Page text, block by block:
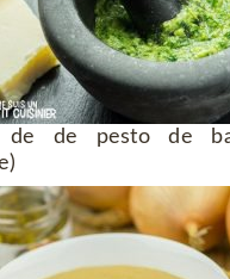
de de pesto de